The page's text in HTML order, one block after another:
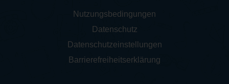
Nutzungsbedingungen
Datenschutz
Datenschutzeinstellungen
Barrierefreiheitserklärung